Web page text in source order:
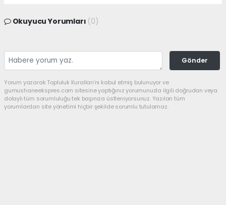
Okuyucu Yorumları (0)
Gönder
Yorum yazarak Topluluk Kuralları’nı kabul etmiş bulunuyor ve
gumushaneekspres.com sitesine yaptığınız yorumunuzla ilgili doğrudan veya
dolaylı tüm sorumluluğu tek başınıza üstleniyorsunuz. Yazılan tüm
yorumlardan site yönetimi hiçbir şekilde sorumlu tutulamaz.